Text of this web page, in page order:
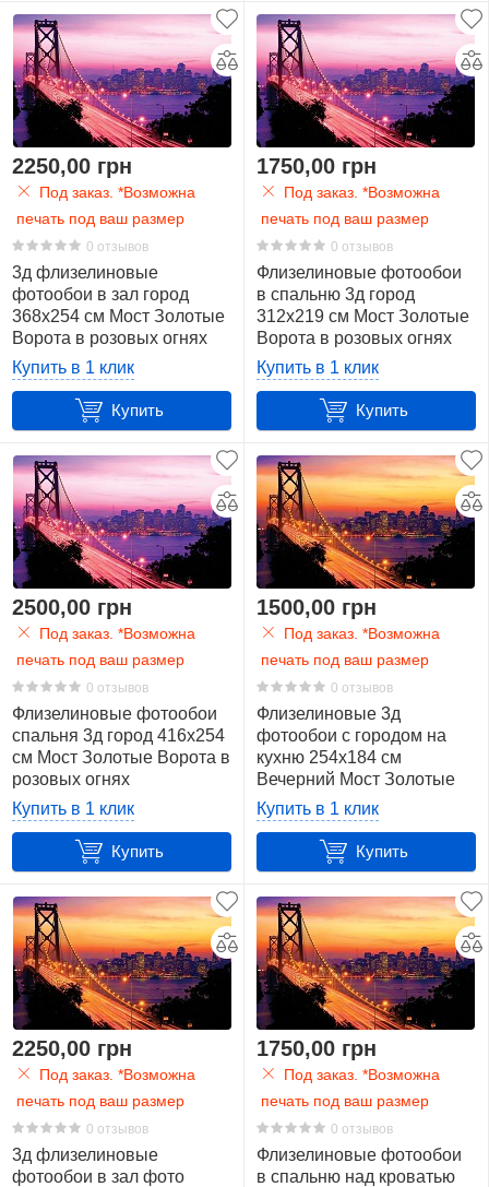
2250,00 грн
Под заказ. *Возможна
печать под ваш размер
0 отзывов
3д флизелиновые
фотообои в зал город
368x254 см Мост Золотые
Ворота в розовых огнях
(417V8)+клей
Купить в 1 клик
Купить
1750,00 грн
Под заказ. *Возможна
печать под ваш размер
0 отзывов
Флизелиновые фотообои
в спальню 3д город
312x219 см Мост Золотые
Ворота в розовых огнях
(417VEXXL)+клей
Купить в 1 клик
Купить
2500,00 грн
Под заказ. *Возможна
печать под ваш размер
0 отзывов
Флизелиновые фотообои
спальня 3д город 416x254
см Мост Золотые Ворота в
розовых огнях
(417VEXXXL)+клей
Купить в 1 клик
Купить
1500,00 грн
Под заказ. *Возможна
печать под ваш размер
0 отзывов
Флизелиновые 3д
фотообои с городом на
кухню 254x184 см
Вечерний Мост Золотые
Ворота (418V4)+клей
Купить в 1 клик
Купить
2250,00 грн
Под заказ. *Возможна
печать под ваш размер
0 отзывов
3д флизелиновые
фотообои в зал фото
1750,00 грн
Под заказ. *Возможна
печать под ваш размер
0 отзывов
Флизелиновые фотообои
в спальню над кроватью